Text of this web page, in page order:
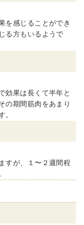
を感じることができ
る方もいるようで
効果は長くて半年と
の期間筋肉をあまり
。
すが、１〜２週間程